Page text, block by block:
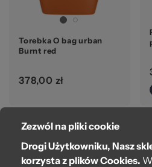
Torebka O bag urban
Burnt red
378,00 zł
Zezwól na pliki cookie
Drogi Użytkowniku, Nasz
korzysta z plików Cookies.